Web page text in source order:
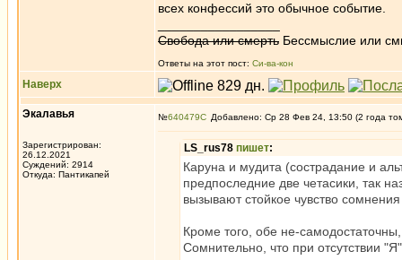
всех конфессий это обычное событие.
Свобода или смерть Бессмыслие или
Ответы на этот пост: Си-ва-кон
Наверх
Экалавья
Зарегистрирован:
26.12.2021
Суждений: 2914
Откуда: Пантикапей
№640479 Добавлено: Ср 28 Фев 24, 13:50 (2 года
LS_rus78 пишет:
Каруна и мудита (сострадание и
предпоследние две четасики, так
вызывают стойкое чувство
Кроме того, обе не-
Сомнительно, что при отсутствии